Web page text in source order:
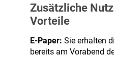
Zusätzliche
Vorteile
E-Paper: Sie erhalten
bereits am Vorabend